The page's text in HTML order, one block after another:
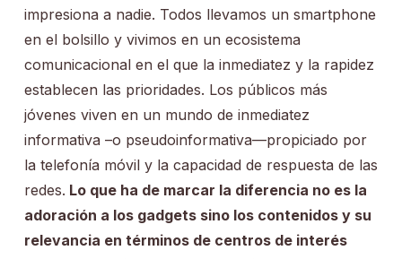
impresiona a nadie. Todos llevamos un smartphone
en el bolsillo y vivimos en un ecosistema
comunicacional en el que la inmediatez y la rapidez
establecen las prioridades. Los públicos más
jóvenes viven en un mundo de inmediatez
informativa –o pseudoinformativa—propiciado por
la telefonía móvil y la capacidad de respuesta de las
redes. Lo que ha de marcar la diferencia no es la
adoración a los gadgets sino los contenidos y su
relevancia en términos de centros de interés